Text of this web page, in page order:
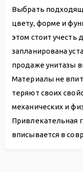
Выбрать
цвету, форме и
этом стоит
запланирована
продаже унитазы
Материалы не
теряют своих
механических и
Привлекательная
вписывается в